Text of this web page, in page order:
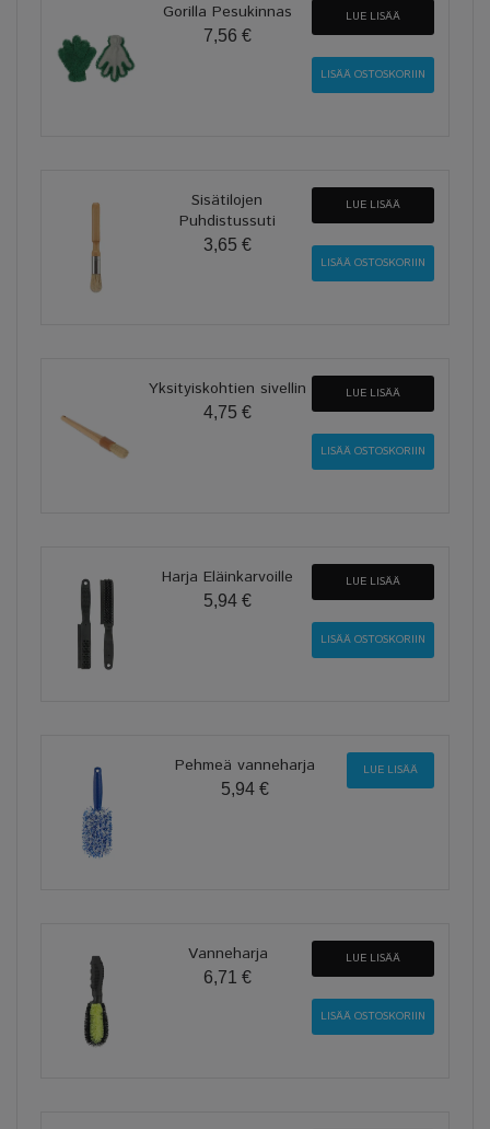
Gorilla Pesukinnas
7,56 €
LUE LISÄÄ
Sisätilojen
Puhdistussuti
3,65 €
LUE LISÄÄ
Yksityiskohtien sivellin
4,75 €
LUE LISÄÄ
Harja Eläinkarvoille
5,94 €
LUE LISÄÄ
Pehmeä vanneharja
5,94 €
LUE LISÄÄ
Vanneharja
6,71 €
LUE LISÄÄ